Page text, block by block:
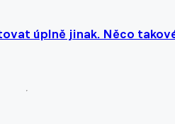
úplně jinak. Něco